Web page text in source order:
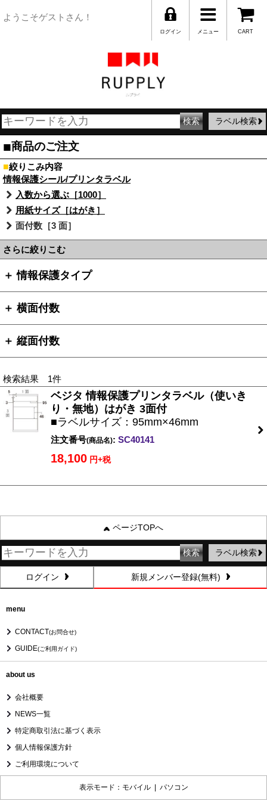
ようこそゲストさん！
CART
メニュー
ログイン
ラベル検索
■商品のご注文
■絞りこみ内容
情報保護シール/プリンタラベル
入数から選ぶ［1000］
用紙サイズ［はがき］
面付数［3 面］
さらに絞りこむ
＋ 情報保護タイプ
＋ 横面付数
＋ 縦面付数
検索結果 1件
ベジタ 情報保護プリンタラベル（使いき
り・無地）はがき 3面付
■ラベルサイズ：95mm×46mm
注文番号(商品名): SC40141
18,100 円+税
ページTOPへ
ラベル検索
ログイン 新規メンバー登録(無料)
menu
CONTACT(お問合せ)
GUIDE(ご利用ガイド)
about us
会社概要
NEWS一覧
特定商取引法に基づく表示
個人情報保護方針
ご利用環境について
表示モード：モバイル | パソコン